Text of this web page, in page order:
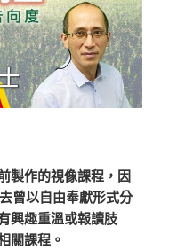
製作的視像課程，因
曾以自由奉獻形式分
興趣重溫或報讀肢
關課程。